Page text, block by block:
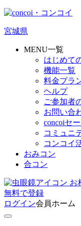
宮城県
MENU一覧
はじめて
機能一覧
料金プラ
ヘルプ
ご参加者
お問い合
concoiセ
コミュニ
コンコイ
おみコン
合コン
お
無料で登録
ログイン会員ホーム